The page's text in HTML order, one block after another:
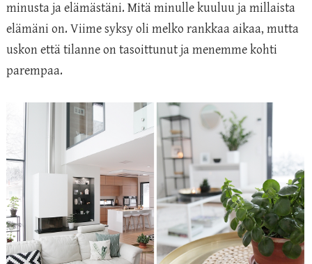
minusta ja elämästäni. Mitä minulle kuuluu ja millaista
elämäni on. Viime syksy oli melko rankkaa aikaa, mutta
uskon että tilanne on tasoittunut ja menemme kohti
parempaa.